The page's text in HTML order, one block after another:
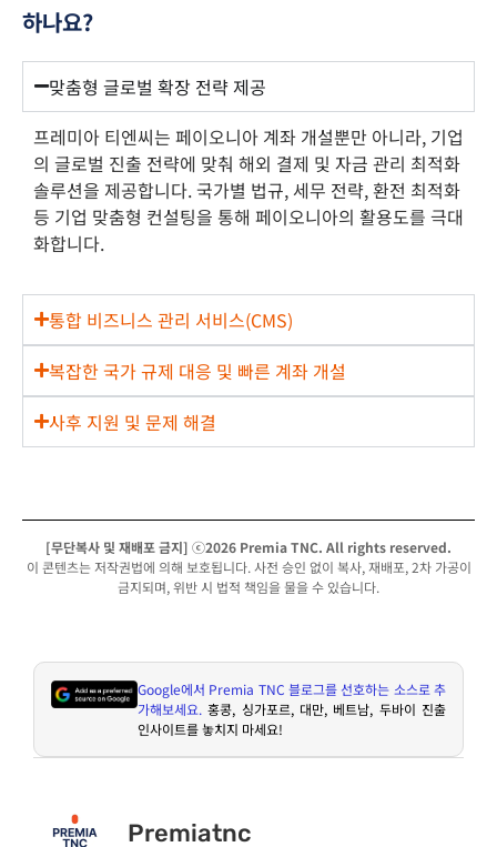
하나요?
맞춤형 글로벌 확장 전략 제공
프레미아 티엔씨는 페이오니아 계좌 개설뿐만 아니라, 기업
의 글로벌 진출 전략에 맞춰 해외 결제 및 자금 관리 최적화
솔루션을 제공합니다. 국가별 법규, 세무 전략, 환전 최적화
등 기업 맞춤형 컨설팅을 통해 페이오니아의 활용도를 극대
화합니다.
통합 비즈니스 관리 서비스(CMS)
복잡한 국가 규제 대응 및 빠른 계좌 개설
사후 지원 및 문제 해결
[무단복사 및 재배포 금지] ⓒ2026 Premia TNC. All rights reserved.
이 콘텐츠는 저작권법에 의해 보호됩니다. 사전 승인 없이 복사, 재배포, 2차 가공이
금지되며, 위반 시 법적 책임을 물을 수 있습니다.
Google에서 Premia TNC블로그를 선호하는 소스로 추
가해보세요. 홍콩, 싱가포르, 대만, 베트남, 두바이 진출
인사이트를 놓치지 마세요!
Premiatnc